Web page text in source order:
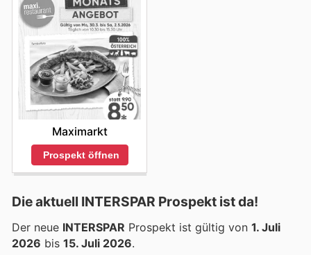
Maximarkt
Prospekt öffnen
Die aktuell INTERSPAR Prospekt ist da!
Der neue INTERSPAR Prospekt ist gültig von 1. Juli
2026 bis 15. Juli 2026.